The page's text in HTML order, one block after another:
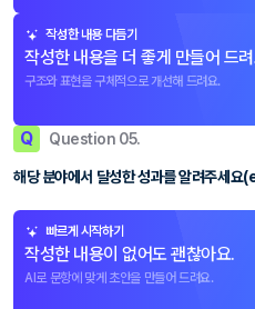
작성한 내용 다듬기
작성한 내용을 더 좋게 만들어 드
구조와 표현을 구체적으로 개선해 드려요.
Q Question 05.
해당 분야에서 달성한 성과를 알려주세요
빠르게 시작하기
작성한 내용이 없어도 괜찮아요.
AI로 문항에 맞게 초안을 만들어 드려요.